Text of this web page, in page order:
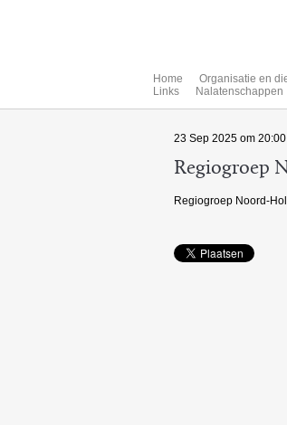
Home Organisatie en
Links
Nalatenschappen
23 Sep 2025 om
Regiogroep
Regiogroep Noord-